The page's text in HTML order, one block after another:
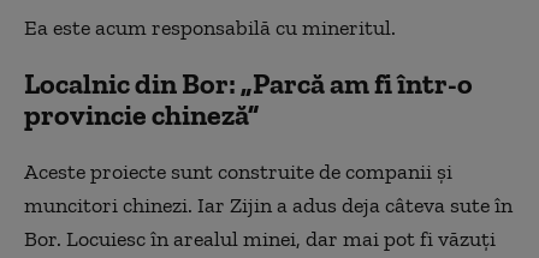
Ea este acum responsabilă cu mineritul.
Localnic din Bor: „Parcă am fi într-o
provincie chineză”
Aceste proiecte sunt construite de companii și
muncitori chinezi. Iar Zijin a adus dejacâteva suteîn
Bor. Locuiesc înarealulminei, dar mai pot fi văzuți